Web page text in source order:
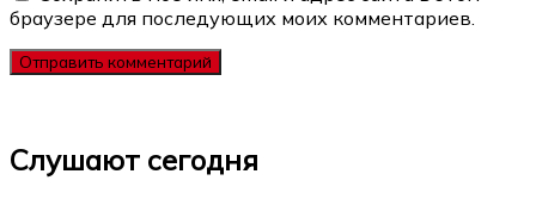
браузере для последующих моих комментариев.
Слушают сегодня